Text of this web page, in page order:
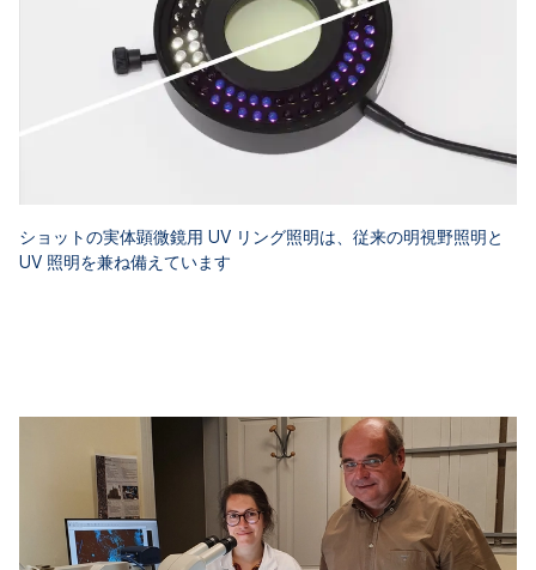
ショットの実体顕微鏡用 UV リング照明は、従来の明視野照明と
UV 照明を兼ね備えています